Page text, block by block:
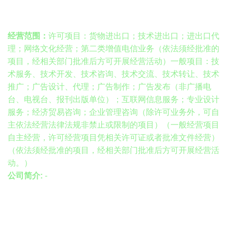
经营范围： 许可项目：货物进出口；技术进出口；进出口代
理；网络文化经营；第二类增值电信业务（依法须经批准的
项目，经相关部门批准后方可开展经营活动）一般项目：技
术服务、技术开发、技术咨询、技术交流、技术转让、技术
推广；广告设计、代理；广告制作；广告发布（非广播电
台、电视台、报刊出版单位）；互联网信息服务；专业设计
服务；经济贸易咨询；企业管理咨询（除许可业务外，可自
主依法经营法律法规非禁止或限制的项目）（一般经营项目
自主经营，许可经营项目凭相关许可证或者批准文件经营）
（依法须经批准的项目，经相关部门批准后方可开展经营活
动。）
公司简介: -